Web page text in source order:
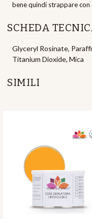
bene quindi strappare
SCHEDA
Glyceryl Rosinate,
Titanium Dioxide, Mica
SIMILI